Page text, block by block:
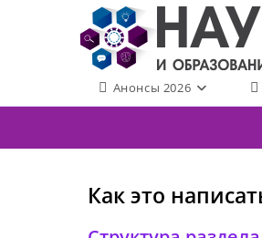
содержимому
Анонсы 2026
Как это